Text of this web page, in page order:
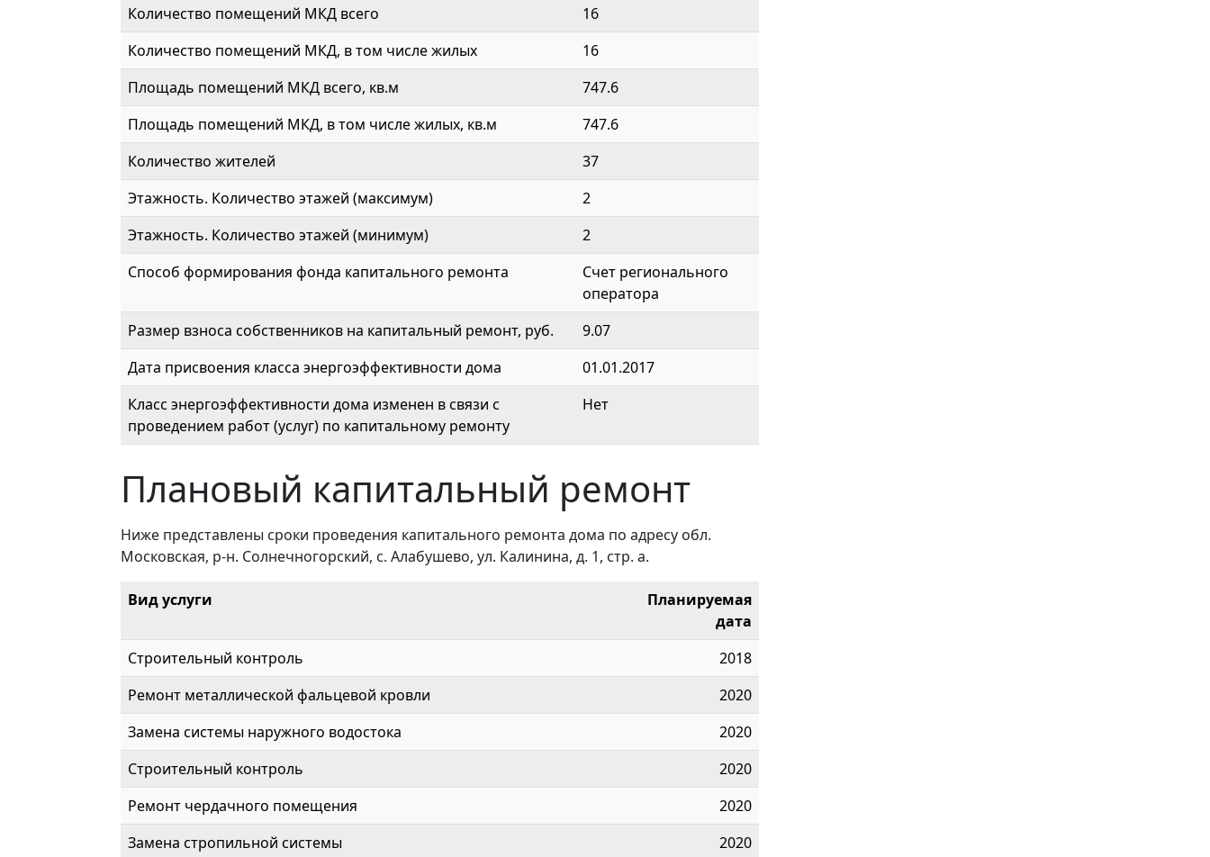
Количество помещений МКД всего
16
Количество помещений МКД, в том числе жилых
16
Площадь помещений МКД всего, кв.м
747.6
Площадь помещений МКД, в том числе жилых, кв.м
747.6
Количество жителей
37
Этажность. Количество этажей (максимум)
2
Этажность. Количество этажей (минимум)
2
Способ формирования фонда капитального ремонта
Счет регионального
оператора
Размер взноса собственников на капитальный ремонт, руб.
9.07
Дата присвоения класса энергоэффективности дома
01.01.2017
Класс энергоэффективности дома изменен в связи с
проведением работ (услуг) по капитальному ремонту
Нет
Плановый капитальный ремонт
Ниже представлены сроки проведения капитального ремонта дома по адресу обл.
Московская, р-н. Солнечногорский, с. Алабушево, ул. Калинина, д. 1, стр. а.
Вид услуги
Планируемая
дата
Строительный контроль
2018
Ремонт металлической фальцевой кровли
2020
Замена системы наружного водостока
2020
Строительный контроль
2020
Ремонт чердачного помещения
2020
Замена стропильной системы
2020